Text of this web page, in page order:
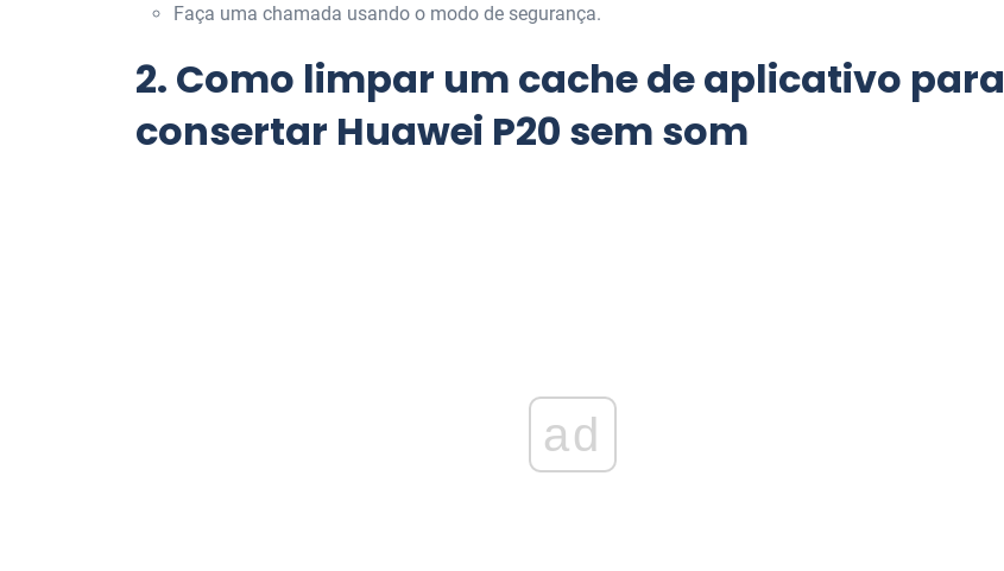
Faça uma chamada usando o modo de segurança.
2. Como limpar um cache de aplicativo para
consertar Huawei P20 sem som
ad